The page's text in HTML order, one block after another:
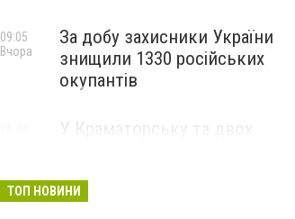
За добу захисники України
знищили 1330 російських
окупантів
09:05
Вчора
У Краматорську та двох
евакуацію дітей із
ТОП НОВИНИ